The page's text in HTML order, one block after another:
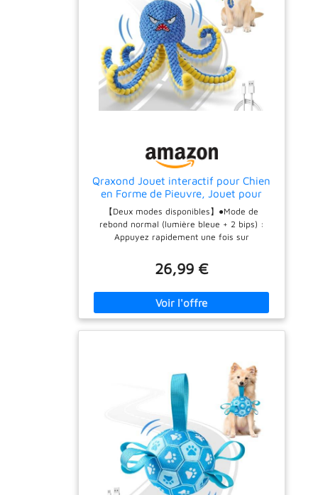
Qraxond Jouet interactif pour Chien
en Forme de Pieuvre, Jouet pour
Chien sautant Automatique Durable
pour Les Garder occupés, Jouet
couineur en Mouvement pour Chien,
Jouet pour Rechargeable par
【Deux modes disponibles】●Mode de
rebond normal (lumière bleue + 2 bips) :
Appuyez rapidement une fois sur
s'arrête 5s, répète le cycle. Fonctionne 2min
avant la veille ; reprend 2min
rebond fou (lumière rouge + 1 bip) : Appuyez
rapidement deux fois sur l'interrupteur.
sur la touche pour l'allumer, sans retirer la
balle. Convient pour plusieurs scénarios : il
fonctionne sur les sols durs, les tapis fins et
les pelouses extérieures. Le rebond peut être
moins efficace sur les tapis épais.
Spécialement conçu pour les mâcheurs
légers, il fonctionne mieux sur les tapis fins
ou les pelouses extérieures pour minimiser le
bruit. Ne convient pas aux mâcheurs
agressifs. Design activé par le mouvement :
doté d'un détecteur de mouvement intégré,
26,99 €